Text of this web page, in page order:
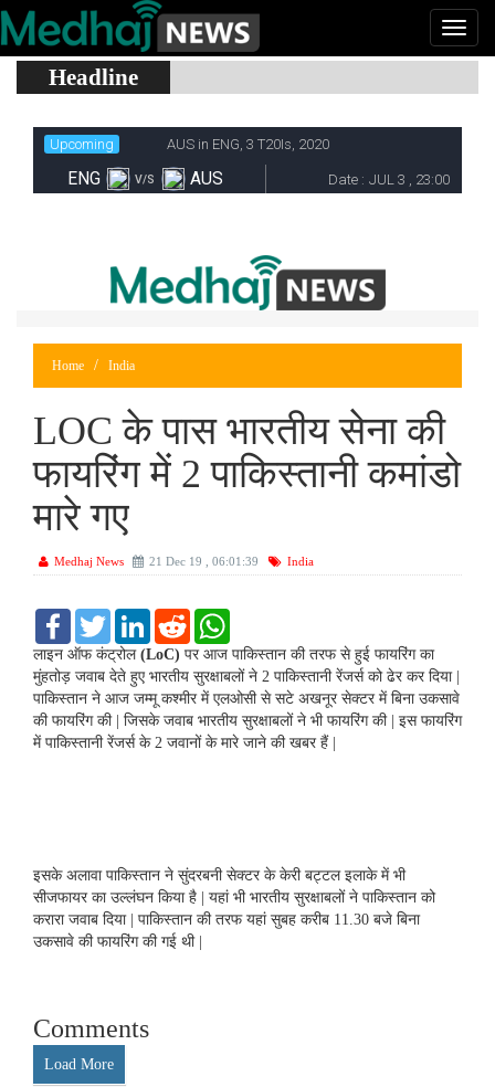
Headline
Home India
LOC के पास भारतीय सेना की
फायरिंग में 2 पाकिस्तानी कमांडो
मारे गए
Medhaj News 21 Dec 19 , 06:01:39 India
F
c
e
o
o
k
T
i
t
e
r
L
n
k
d
I
n
R
d
d
t
a
t
A
p
p
लाइन ऑफ कंट्रोल (LoC) पर आज पाकिस्तान की तरफ से हुई फायरिंग का
मुंहतोड़ जवाब देते हुए भारतीय सुरक्षाबलों ने 2 पाकिस्तानी रेंजर्स को ढेर कर दिया |
पाकिस्तान ने आज जम्मू कश्मीर में एलओसी से सटे अखनूर सेक्टर में बिना उकसावे
की फायरिंग की | जिसके जवाब भारतीय सुरक्षाबलों ने भी फायरिंग की | इस फायरिंग
में पाकिस्तानी रेंजर्स के 2 जवानों के मारे जाने की खबर हैं |
इसके अलावा पाकिस्तान ने सुंदरबनी सेक्टर के केरी बट्टल इलाके में भी
सीजफायर का उल्लंघन किया है | यहां भी भारतीय सुरक्षाबलों ने पाकिस्तान को
करारा जवाब दिया | पाकिस्तान की तरफ यहां सुबह करीब 11.30 बजे बिना
उकसावे की फायरिंग की गई थी |
Comments
Load More